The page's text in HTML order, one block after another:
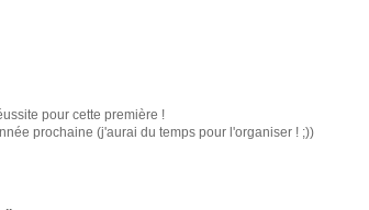
pour cette première !
prochaine (j'aurai du temps pour l'organiser ! ;))